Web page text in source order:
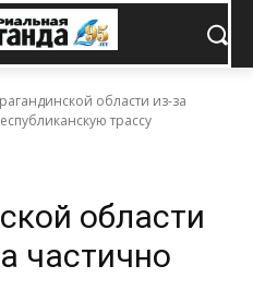
области из-за
трассу
области
частично